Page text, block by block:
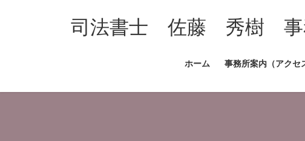
ス
ン
司法書士 佐藤 秀樹 事
ホーム 事務所案内（アクセ